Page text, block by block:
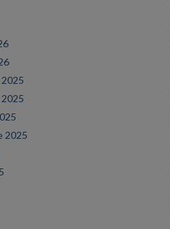
2025